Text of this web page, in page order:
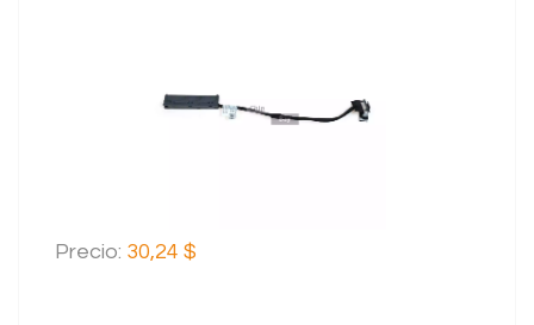
AGREGAR AL CARRITO
Precio: 30,24 $